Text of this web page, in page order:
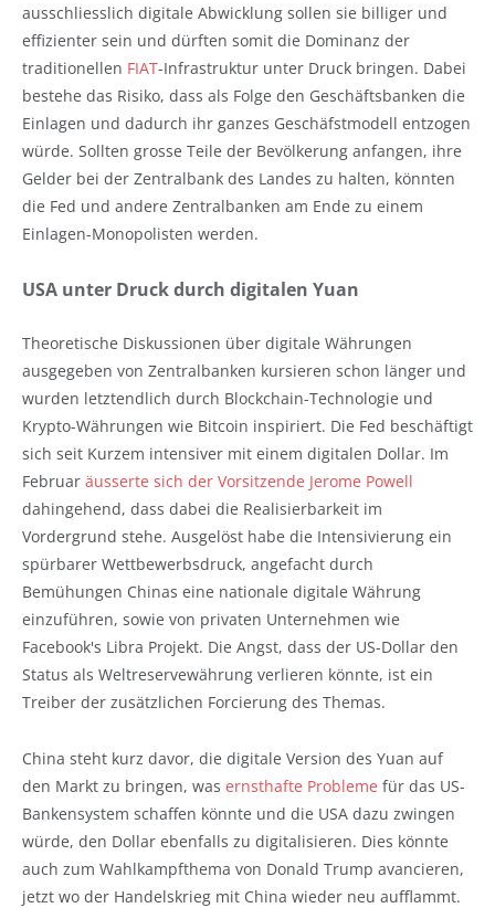
ausschliesslich digitale Abwicklung sollen sie billiger und
effizienter sein und dürften somit die Dominanz der
traditionellen FIAT-Infrastruktur unter Druck bringen. Dabei
bestehe das Risiko, dass als Folge den Geschäftsbanken die
Einlagen und dadurch ihr ganzes Geschäfstmodell entzogen
würde. Sollten grosse Teile der Bevölkerung anfangen, ihre
Gelder bei der Zentralbank des Landes zu halten, könnten
die Fed und andere Zentralbanken am Ende zu einem
Einlagen-Monopolisten werden.
USA unter Druck durch digitalen Yuan
Theoretische Diskussionen über digitale Währungen
ausgegeben von Zentralbanken kursieren schon länger und
wurden letztendlich durch Blockchain-Technologie und
Krypto-Währungen wie Bitcoin inspiriert. Die Fed beschäftigt
sich seit Kurzem intensiver mit einem digitalen Dollar. Im
Februar äusserte sich der Vorsitzende Jerome Powell
dahingehend, dass dabei die Realisierbarkeit im
Vordergrund stehe. Ausgelöst habe die Intensivierung ein
spürbarer Wettbewerbsdruck, angefacht durch
Bemühungen Chinas eine nationale digitale Währung
einzuführen, sowie von privaten Unternehmen wie
Facebook's Libra Projekt. Die Angst, dass der US-Dollar den
Status als Weltreservewährung verlieren könnte, ist ein
Treiber der zusätzlichen Forcierung des Themas.
China steht kurz davor, die digitale Version des Yuan auf
den Markt zu bringen, was ernsthafte Probleme für das US-
Bankensystem schaffen könnte und die USA dazu zwingen
würde, den Dollar ebenfalls zu digitalisieren. Dies könnte
auch zum Wahlkampfthema von Donald Trump avancieren,
jetzt wo der Handelskrieg mit China wieder neu aufflammt.